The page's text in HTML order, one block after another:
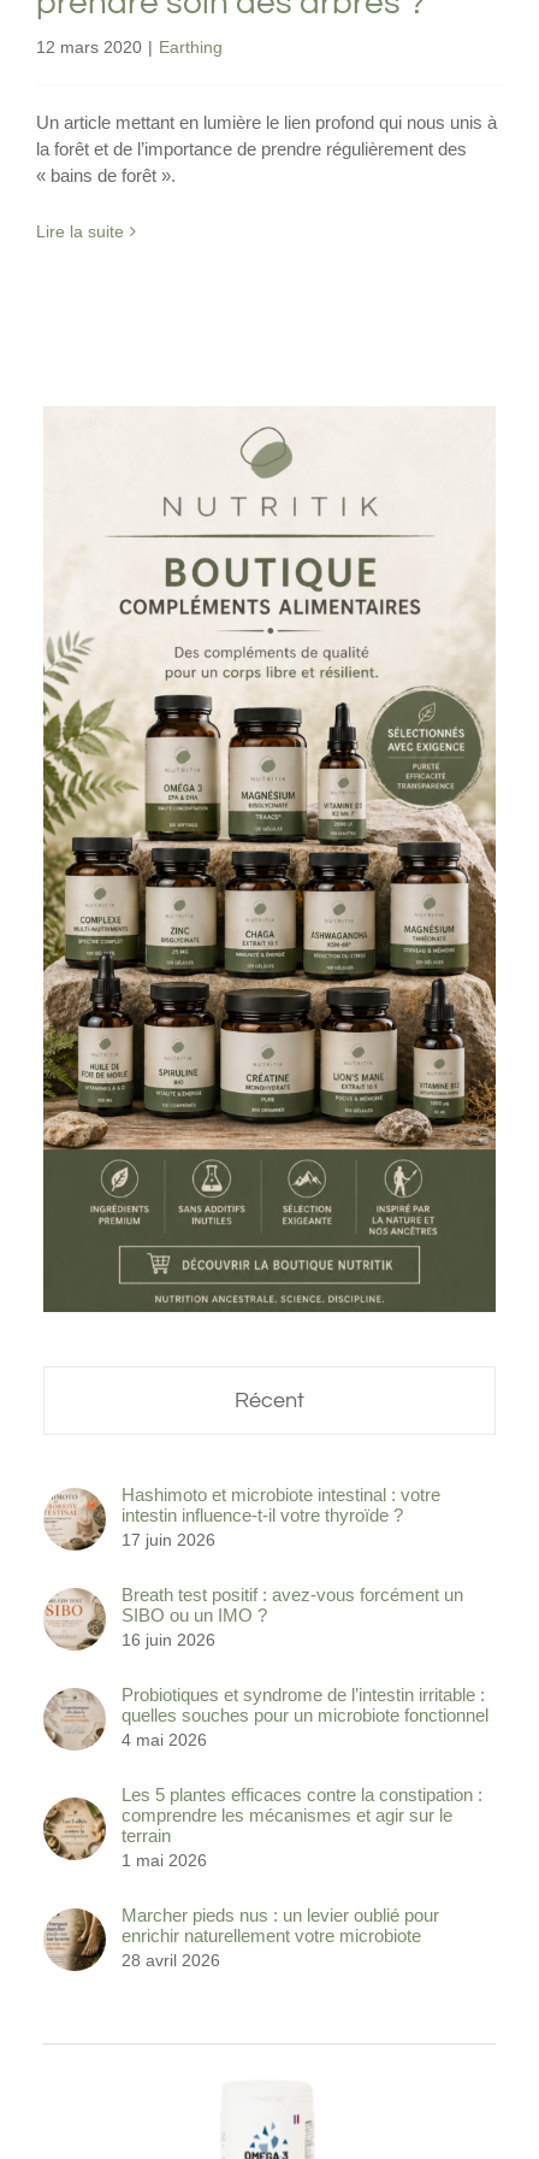
12 mars 2020 | Earthing
Un article mettant en lumière le lien profond qui nous unis à
la forêt et de l’importance de prendre régulièrement des
« bains de forêt ».
Lire la suite
Récent
Hashimoto et microbiote intestinal : votre
intestin influence-t-il votre thyroïde ?
17 juin 2026
Breath test positif : avez-vous forcément un
SIBO ou un IMO ?
16 juin 2026
Probiotiques et syndrome de l’intestin irritable :
quelles souches pour un microbiote fonctionnel
4 mai 2026
Les 5 plantes efficaces contre la constipation :
comprendre les mécanismes et agir sur le
terrain
1 mai 2026
Marcher pieds nus : un levier oublié pour
enrichir naturellement votre microbiote
28 avril 2026